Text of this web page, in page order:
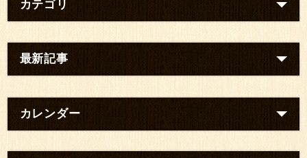
カテゴリ
最新記事
カレンダー